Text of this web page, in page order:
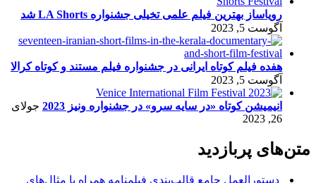
رویاساز بهترین فیلم علمی تخیلی جشنواره LA Shorts شد
آگوست 5, 2023
هفده فیلم کوتاه ایرانی در جشنواره فیلم مستند و کوتاه کرالا
آگوست 5, 2023
انیمیشن کوتاه «در سایه سرو» در جشنواره ونیز 2023
جولای
26, 2023
متن‌های پربازدید
دستورالعمل جامع قالب‌بندی فیلمنامه همراه با مثال‌های